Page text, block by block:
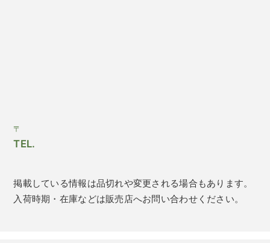
〒
TEL.
掲載している情報は品切れや変更される場合もあります。
入荷時期・在庫などは販売店へお問い合わせください。